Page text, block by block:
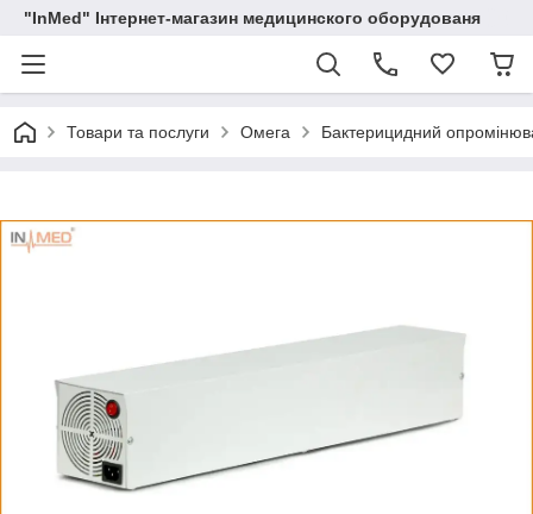
"InMed" Інтернет-магазин медицинского оборудованя
Товари та послуги Омега Бактерицидний